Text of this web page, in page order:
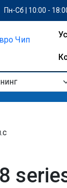
Пн-Сб | 10:00 -